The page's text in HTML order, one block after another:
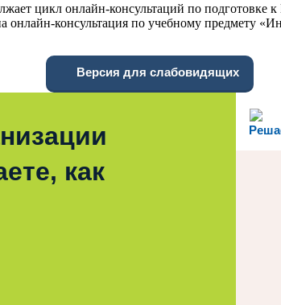
цикл онлайн-консультаций по подготовке
консультация по учебному предмету
Версия для слабовидящих
как